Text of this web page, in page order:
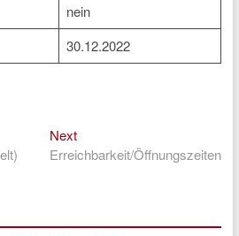
nein
30.12.2022
NextNext
post:
Erreichbarkeit/Öffnungszeiten